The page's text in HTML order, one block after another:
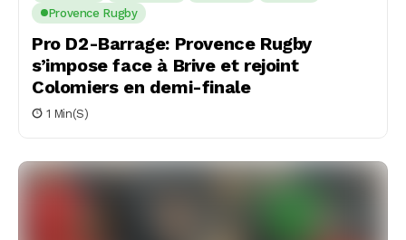
Provence Rugby
Pro D2-Barrage: Provence Rugby
s’impose face à Brive et rejoint
Colomiers en demi-finale
1 Min(s)